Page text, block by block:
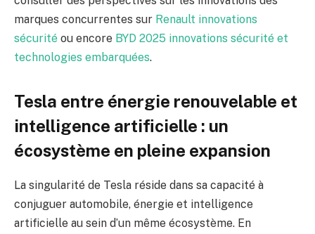
marques concurrentes sur Renault innovations
sécurité ou encore BYD 2025 innovations sécurité et
technologies embarquées.
Tesla entre énergie renouvelable et
intelligence artificielle : un
écosystème en pleine expansion
La singularité de Tesla réside dans sa capacité à
conjuguer automobile, énergie et intelligence
artificielle au sein d’un même écosystème. En